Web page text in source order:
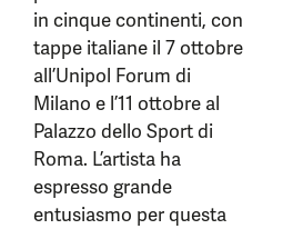
in cinque continenti, con
tappe italiane il 7 ottobre
all’Unipol Forum di
Milano e l’11 ottobre al
Palazzo dello Sport di
Roma. L’artista ha
espresso grande
entusiasmo per questa